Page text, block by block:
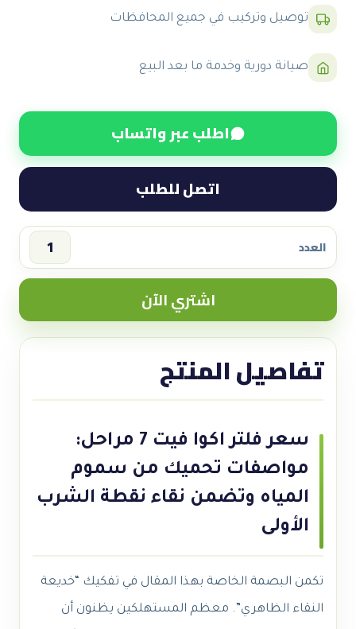
توصيل وتركيب في جميع المحافظات
صيانة دورية وخدمة ما بعد البيع
اطلب عبر واتساب
اتصل للطلب
العدد
سعر
فلتر
فيت
7
اشتري الآن
تفاصيل المنتج
سعر فلتر اكوا فيت 7 مراحل:
مواصفات تحميك من سموم
المياه وتضمن نقاء نقطة الشرب
الأولى
تكمن البصمة الخاصة بهذا المقال في تفكيك “خديعة
النقاء الظاهري”. معظم المستهلكين يظنون أن